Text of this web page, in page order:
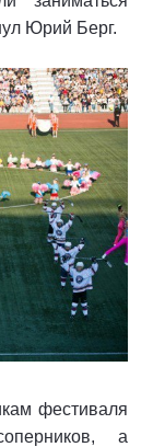
Юрий Берг.
фестиваля
а